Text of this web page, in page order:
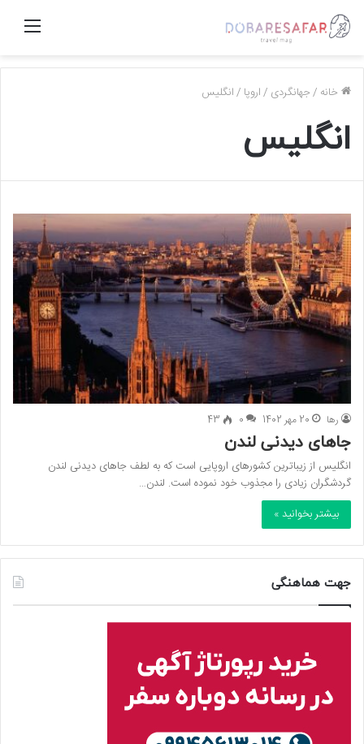
منو
خانه /جهانگردی /اروپا /انگلیس
انگلیس
رها 20 مهر 1402 0
43
جاهای دیدنی لندن
انگلیس از زیباترین کشورهای اروپایی است که به لطف جاهای دیدنی لندن
گردشگران زیادی را مجذوب خود نموده است. لندن…
بیشتر بخوانید »
جهت هماهنگی